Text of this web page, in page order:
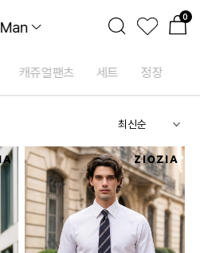
0
Man
캐쥬얼팬츠 세트 정장